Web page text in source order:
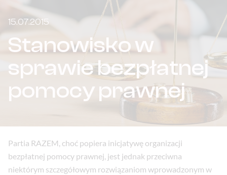
15.07.2015
Stanowisko w
sprawie bezpłatnej
pomocy prawnej
Partia RAZEM, choć popiera inicjatywę organizacji
bezpłatnej pomocy prawnej, jest jednak przeciwna
niektórym szczegółowym rozwiązaniom wprowadzonym w